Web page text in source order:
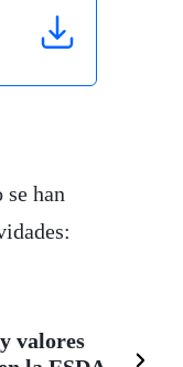
han
valores